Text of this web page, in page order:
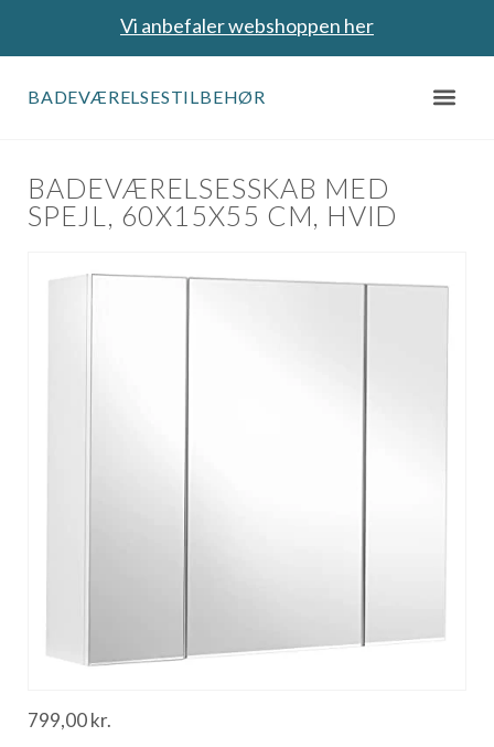
Vi anbefaler webshoppen her
BADEVÆRELSESTILBEHØR
BADEVÆRELSESSKAB MED
SPEJL, 60X15X55 CM, HVID
799,00kr.